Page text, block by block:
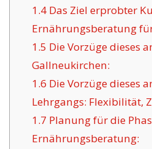
1.4Das Ziel erprobter
Ernährungsberatung
1.5 Die Vorzüge dieses
Gallneukirchen:
1.6 Die Vorzüge dieses
Lehrgangs: Flexibilität,
1.7 Planung für die
Ernährungsberatung: